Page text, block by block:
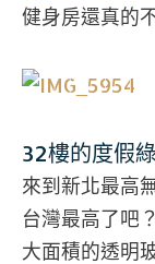
健身房還真的
32樓的度假
來到新北最高
台灣最高了吧
大面積的透明